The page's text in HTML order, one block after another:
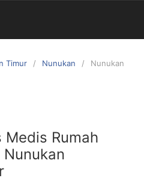
Timur Nunukan Nunukan
Rumah